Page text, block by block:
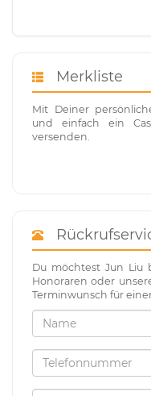
Merkliste
Mit Deiner
und einfach ein
versenden.
Du möchtest Jun Liu
Honoraren oder
Terminwunsch für